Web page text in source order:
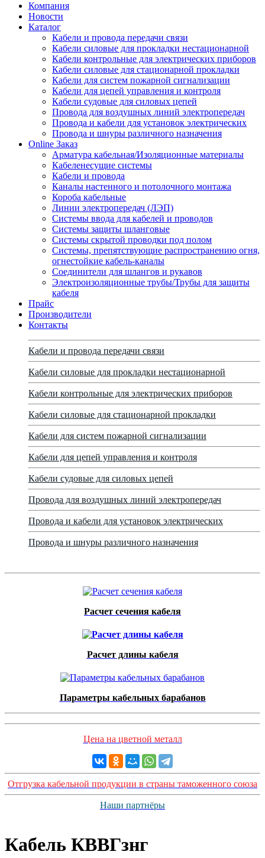
Компания
Новости
Каталог
Кабели и провода передачи связи
Кабели силовые для прокладки нестационарной
Кабели контрольные для электрических приборов
Кабели силовые для стационарной прокладки
Кабели для систем пожарной сигнализации
Кабели для цепей управления и контроля
Кабели судовые для силовых цепей
Провода для воздушных линий электропередач
Провода и кабели для установок электрических
Провода и шнуры различного назначения
Online Заказ
Арматура кабельная/Изоляционные материалы
Кабеленесущие системы
Кабели и провода
Каналы настенного и потолочного монтажа
Короба кабельные
Линии электропередач (ЛЭП)
Системы ввода для кабелей и проводов
Системы защиты шланговые
Системы скрытой проводки под полом
Системы, препятствующие распространению огня,
огнестойкие кабель-каналы
Соединители для шлангов и рукавов
Электроизоляционные трубы/Трубы для защиты
кабеля
Прайс
Производители
Контакты
Кабели и провода передачи связи
Кабели силовые для прокладки нестационарной
Кабели контрольные для электрических приборов
Кабели силовые для стационарной прокладки
Кабели для систем пожарной сигнализации
Кабели для цепей управления и контроля
Кабели судовые для силовых цепей
Провода для воздушных линий электропередач
Провода и кабели для установок электрических
Провода и шнуры различного назначения
Расчет сечения кабеля
Расчет длины кабеля
Параметры кабельных барабанов
Цена на цветной металл
Отгрузка кабельной продукции в страны таможенного союза
Наши партнёры
Кабель КВВГзнг